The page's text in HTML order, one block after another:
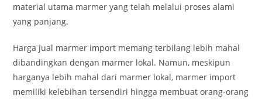
material utama marmer yang telah melalui proses alami
yang panjang.
Harga jual marmer import memang terbilang lebih mahal
dibandingkan dengan marmer lokal. Namun, meskipun
harganya lebih mahal dari marmer lokal, marmer import
memiliki kelebihan tersendiri hingga membuat orang-orang